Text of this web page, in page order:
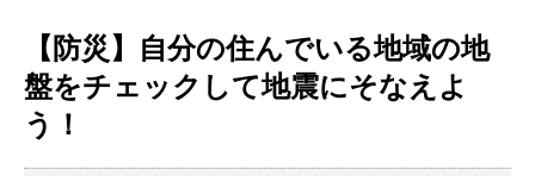
【防災】自分の住んでいる地域の地
盤をチェックして地震にそなえよ
う！